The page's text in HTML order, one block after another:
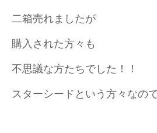
二箱売れましたが
購入された方々も
不思議な方たちでした！！
スターシードという方々なの